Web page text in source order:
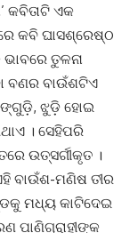
କବିତାଟି ଏକ
କବି ଘାସଶ୍ରେଷ୍ଠ
ତୁଳନା
ବଣର ବାଉଁଶଟିଏ
ଝୁଡ଼ି ହୋଇ
। ସେହିପରି
ଉତ୍ସର୍ଗୀକୃତ ।
ବାଉଁଶ-ମଣିଷ ତୀର
ମଧ୍ୟ କାଟିଦେଇ
ପାଣିଗ୍ରାହୀଙ୍କ